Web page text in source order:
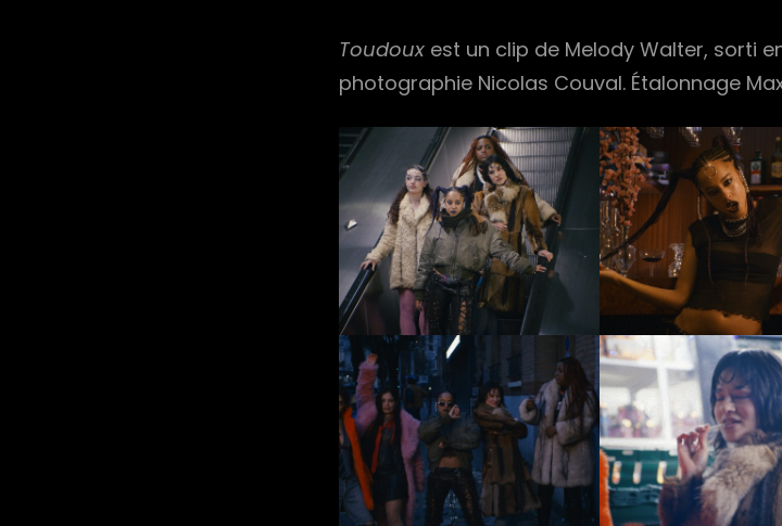
Toudoux est un clip de Melody Walter, sorti
photographie Nicolas Couval. Étalonnage